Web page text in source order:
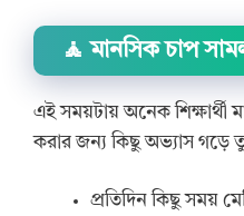
🧘 মানসিক চাপ
এই সময়টায় অনেক শিক্ষার্থী
করার জন্য কিছু অভ্যাস গড়ে
প্রতিদিন কিছু সময়